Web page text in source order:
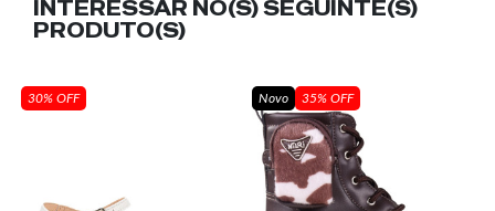
INTERESSAR NO(S) SEGUINTE(S)
PRODUTO(S)
30% OFF Novo 35% OFF